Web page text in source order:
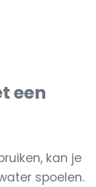
een
kan je
spoelen.